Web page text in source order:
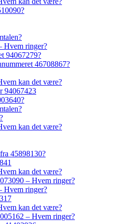
Hvem ringer?
94067279?
46708867?
kan det være?
94067423
kan det være?
45898130?
kan det være?
– Hvem ringer?
Hvem ringer?
kan det være?
– Hvem ringer?